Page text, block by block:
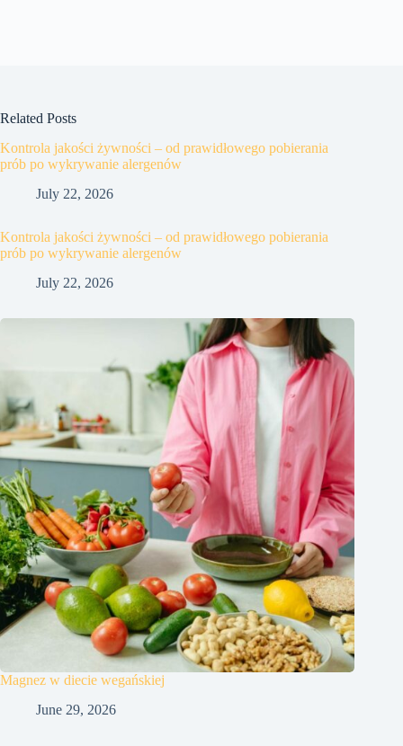
Related Posts
Kontrola jakości żywności – od prawidłowego pobierania
prób po wykrywanie alergenów
July 22, 2026
Kontrola jakości żywności – od prawidłowego pobierania
prób po wykrywanie alergenów
July 22, 2026
Magnez w diecie wegańskiej
June 29, 2026